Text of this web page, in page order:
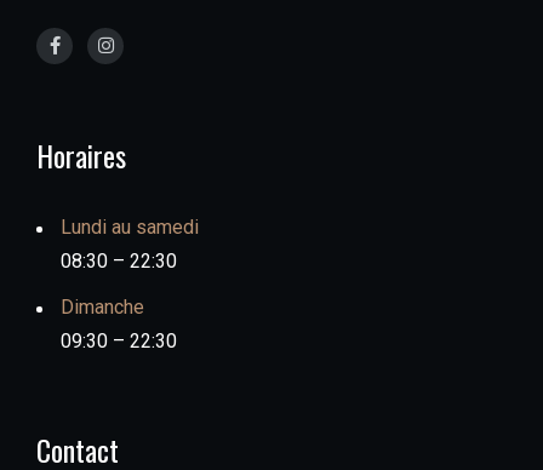
Horaires
Lundi au samedi
08:30 – 22:30
Dimanche
09:30 – 22:30
Contact